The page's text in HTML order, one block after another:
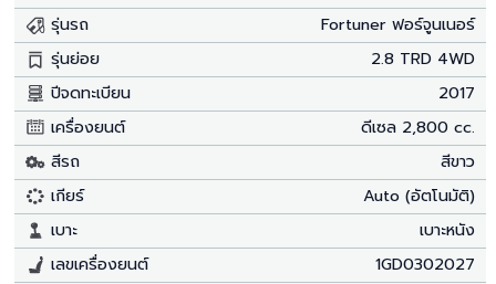
รุ่นรถ
Fortuner ฟอร์จูนเนอร์
รุ่นย่อย
2.8 TRD 4WD
ปีจดทะเบียน
2017
เครื่องยนต์
ดีเซล 2,800 cc.
สีรถ
สีขาว
เกียร์
Auto (อัตโนมัติ)
เบาะ
เบาะหนัง
เลขเครื่องยนต์
1GD0302027